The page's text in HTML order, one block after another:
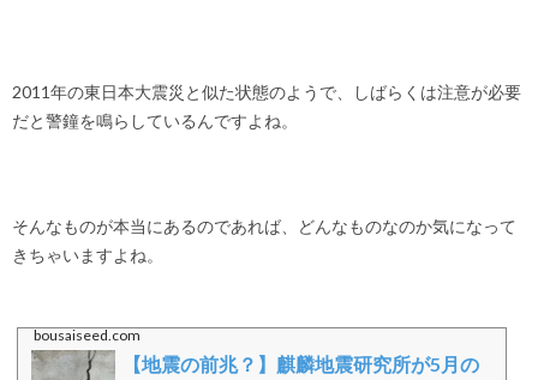
2011年の東日本大震災と似た状態のようで、しばらくは注意が必要
だと警鐘を鳴らしているんですよね。
そんなものが本当にあるのであれば、どんなものなのか気になって
きちゃいますよね。
bousaiseed.com
【地震の前兆？】麒麟地震研究所が5月の